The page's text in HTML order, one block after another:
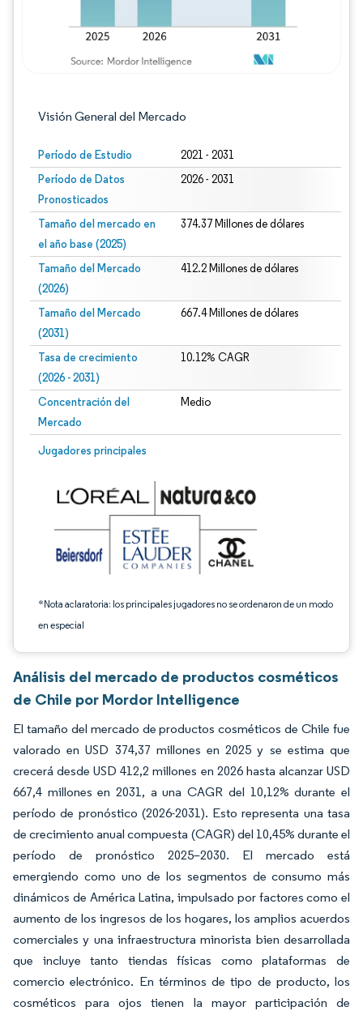
Visión General del Mercado
Período de Estudio 2021 - 2031
Período de Datos
Pronosticados
2026 - 2031
Tamaño del mercado en
el año base (2025)
374.37 Millones de dólares
Tamaño del Mercado
(2026)
412.2 Millones de dólares
Tamaño del Mercado
(2031)
667.4 Millones de dólares
Tasa de crecimiento
(2026 - 2031)
10.12% CAGR
Concentración del
Mercado
Medio
Jugadores principales
*Nota aclaratoria: los principales jugadores no se ordenaron de un modo
en especial
Imagen © Mordor Intelligence. El uso requiere atribución según CC BY 4.0.
Análisis del mercado de productos cosméticos
de Chile por Mordor Intelligence
El tamaño del mercado de productos cosméticos de Chile fue
valorado en USD 374,37 millones en 2025 y se estima que
crecerá desde USD 412,2 millones en 2026 hasta alcanzar USD
667,4 millones en 2031, a una CAGR del 10,12% durante el
período de pronóstico (2026-2031). Esto representa una tasa
de crecimiento anual compuesta (CAGR) del 10,45% durante el
período de pronóstico 2025–2030. El mercado está
emergiendo como uno de los segmentos de consumo más
dinámicos de América Latina, impulsado por factores como el
aumento de los ingresos de los hogares, los amplios acuerdos
comerciales y una infraestructura minorista bien desarrollada
que incluye tanto tiendas físicas como plataformas de
comercio electrónico. En términos de tipo de producto, los
cosméticos para ojos tienen la mayor participación de